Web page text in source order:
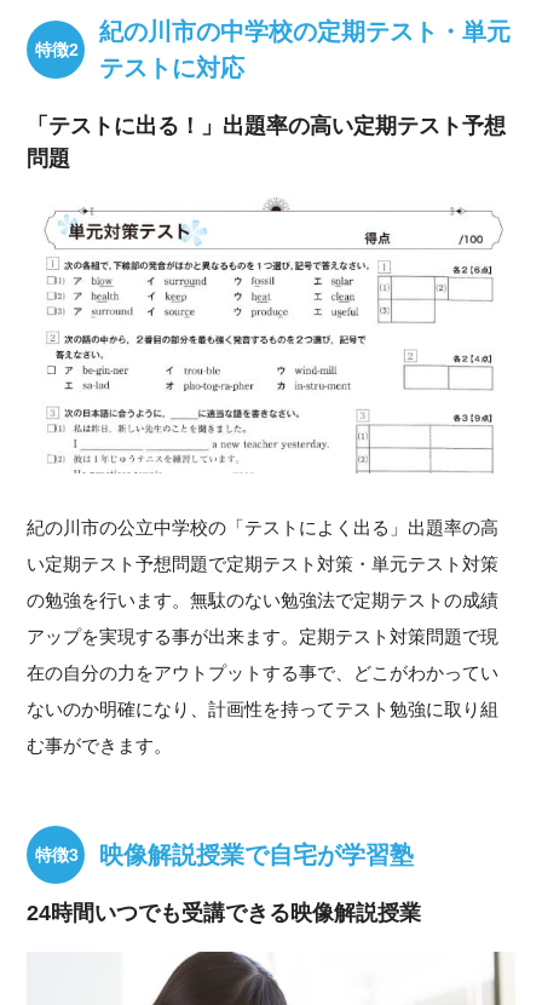
紀の川市の中学校の定期テスト・単元
テストに対応
「テストに出る！」出題率の高い定期テスト予想
問題
紀の川市の公立中学校の「テストによく出る」出題率の高
い定期テスト予想問題で定期テスト対策・単元テスト対策
の勉強を行います。無駄のない勉強法で定期テストの成績
アップを実現する事が出来ます。定期テスト対策問題で現
在の自分の力をアウトプットする事で、どこがわかってい
ないのか明確になり、計画性を持ってテスト勉強に取り組
む事ができます。
映像解説授業で自宅が学習塾
24時間いつでも受講できる映像解説授業